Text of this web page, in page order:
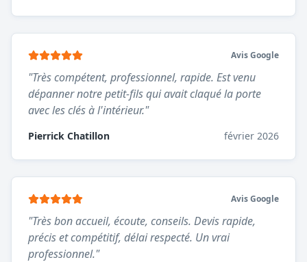
Avis Google
"Très compétent, professionnel, rapide. Est venu
dépanner notre petit-fils qui avait claqué la porte
avec les clés à l'intérieur."
Pierrick Chatillon février 2026
Avis Google
"Très bon accueil, écoute, conseils. Devis rapide,
précis et compétitif, délai respecté. Un vrai
professionnel."